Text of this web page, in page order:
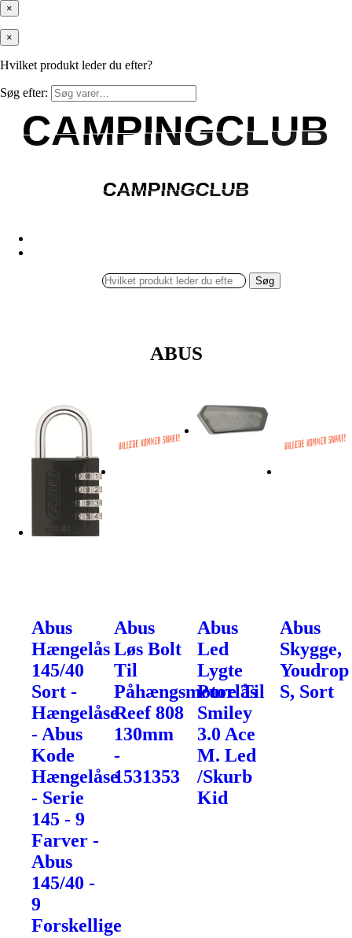
×
×
Hvilket produkt leder du efter?
Søg efter:
CAMPINGCLUB
CAMPINGCLUB
CAMPINGCLUB
CAMPINGCLUB
Søg
ABUS
Abus
Hængelås
145/40
Sort -
Hængelåse
- Abus
Kode
Hængelåse
- Serie
145 - 9
Farver -
Abus
145/40 -
9
Forskellige
Abus
Løs Bolt
Til
Påhængsmotorlås
Reef 808
130mm
-
1531353
Abus
Led
Lygte
Pure Til
Smiley
3.0 Ace
M. Led
/Skurb
Kid
Abus
Skygge,
Youdrop
S, Sort